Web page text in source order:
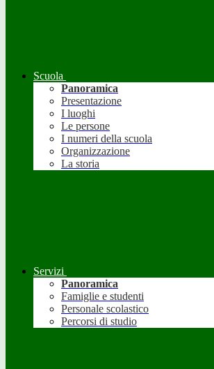
Scuola
Panoramica
Presentazione
I luoghi
Le persone
I numeri della scuola
Organizzazione
La storia
Servizi
Panoramica
Famiglie e studenti
Personale scolastico
Percorsi di studio